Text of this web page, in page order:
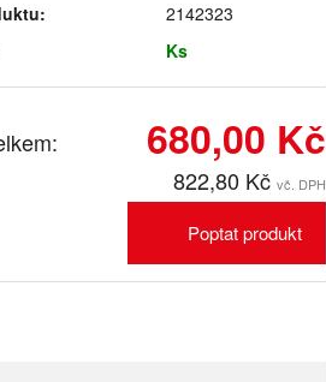
2142323
Ks
680,00 Kč
822,80 Kčvč. DPH
Poptat produkt